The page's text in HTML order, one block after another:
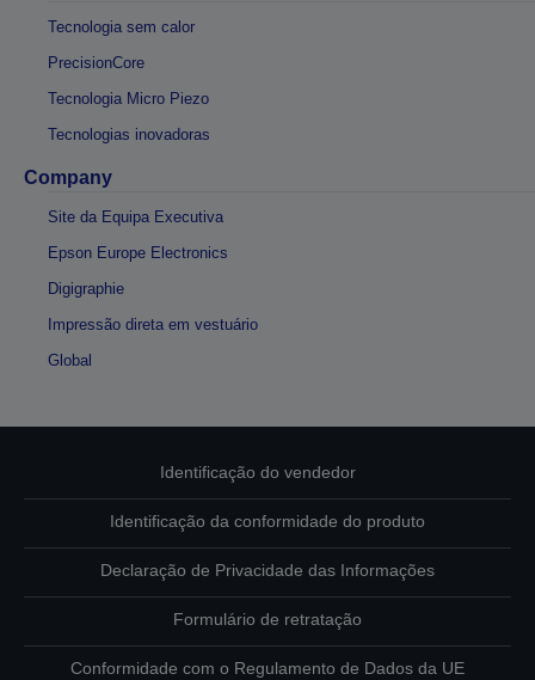
Tecnologia sem calor
PrecisionCore
Tecnologia Micro Piezo
Tecnologias inovadoras
Company
Site da Equipa Executiva
Epson Europe Electronics
Digigraphie
Impressão direta em vestuário
Global
Identificação do vendedor
Identificação da conformidade do produto
Declaração de Privacidade das Informações
Formulário de retratação
Conformidade com o Regulamento de Dados da UE